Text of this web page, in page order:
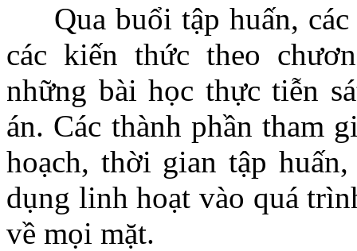
Qua buổi tập huấn, các
các kiến thức theo
những bài học thực tiễn
án. Các thành phần tham
hoạch, thời gian tập
dụng linh hoạt vào quá
về mọi mặt.